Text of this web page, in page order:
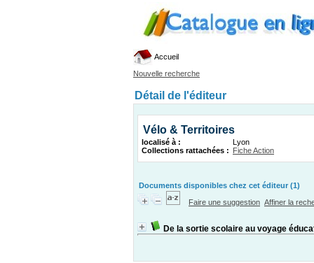
Accueil
Nouvelle recherche
Détail de l'éditeur
Vélo & Territoires
localisé à :
Lyon
Collections rattachées : Fiche Action
Documents disponibles chez cet éditeur (1)
Faire une suggestion Affiner la
De la sortie scolaire au voyage